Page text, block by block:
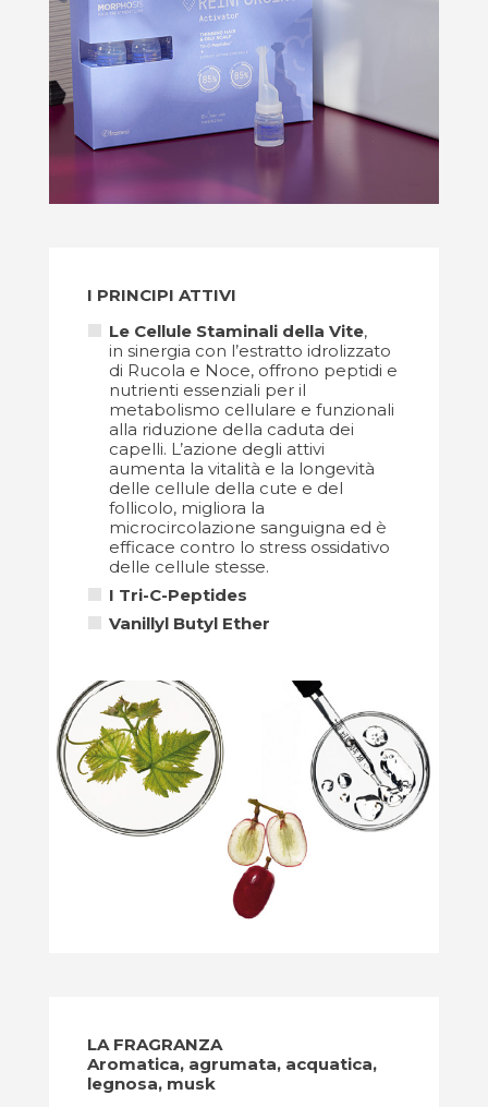
I PRINCIPI ATTIVI
Le Cellule Staminali della Vite,
in sinergia con l’estratto idrolizzato
di Rucola e Noce, offrono peptidi e
nutrienti essenziali per il
metabolismo cellulare e funzionali
alla riduzione della caduta dei
capelli. L’azione degli attivi
aumenta la vitalità e la longevità
delle cellule della cute e del
follicolo, migliora la
microcircolazione sanguigna ed è
efficace contro lo stress ossidativo
delle cellule stesse.
I Tri-C-Peptides
Vanillyl Butyl Ether
LA FRAGRANZA
Aromatica, agrumata, acquatica,
legnosa, musk